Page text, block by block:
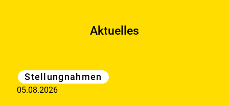
Aktuelles
Kategorie
Stellungnahmen
05.08.2026